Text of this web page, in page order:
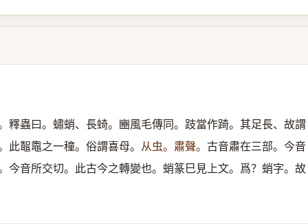
釋蟲曰。蟰蛸、長䗁。豳風毛傳同。跂當作踦。其足長、故謂
鼅鼄之一穜。俗謂喜母。 从虫。肅聲。 古音肅在三部。今音
今音所交切。此古今之轉變也。蛸篆巳見上文。爲？蛸字。故